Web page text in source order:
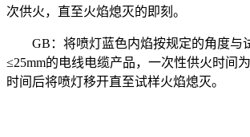
次供火，直至火焰熄灭的即刻。
GB：将喷灯蓝色内焰按规定的角度与
≤25mm的电线电缆产品，一次性供火时间
时间后将喷灯移开直至试样火焰熄灭。